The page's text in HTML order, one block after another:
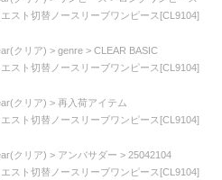
スト切替ノースリーブワンピース[CL9104]
クリア) genre
CLEAR BASIC
スト切替ノースリーブワンピース[CL9104]
クリア)
再入荷アイテム
スト切替ノースリーブワンピース[CL9104]
クリア) アンバサダー
25042104
スト切替ノースリーブワンピース[CL9104]